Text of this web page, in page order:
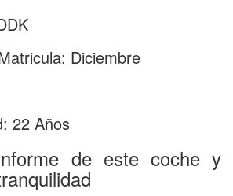
Diciembre
22 Años
de este coche y